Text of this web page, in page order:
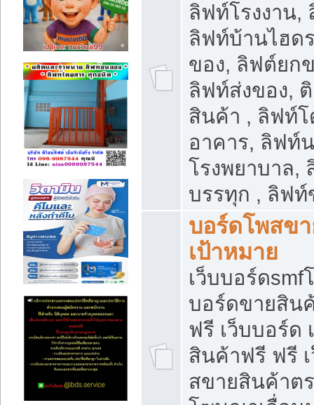
ลิฟท์โรงงาน
ลิฟท์บ้านไฮด
ของ, ลิฟต์ยก
ลิฟท์ส่งของ,
สินค้า , ลิฟท์
อาคาร, ลิฟท์
โรงพยาบาล,
บรรทุก , ลิฟท์
บอร์ดโพสข
เป้าหมาย
เว็บบอร์ดsmf
บอร์ดขายสิน
ฟรี เว็บบอร์ด
สินค้าฟรี ฟรี
สขายสินค้าต